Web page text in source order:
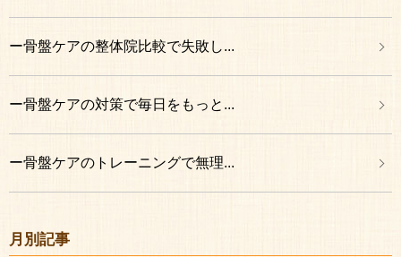
ー骨盤ケアの整体院比較で失敗し...
ー骨盤ケアの対策で毎日をもっと...
ー骨盤ケアのトレーニングで無理...
月別記事